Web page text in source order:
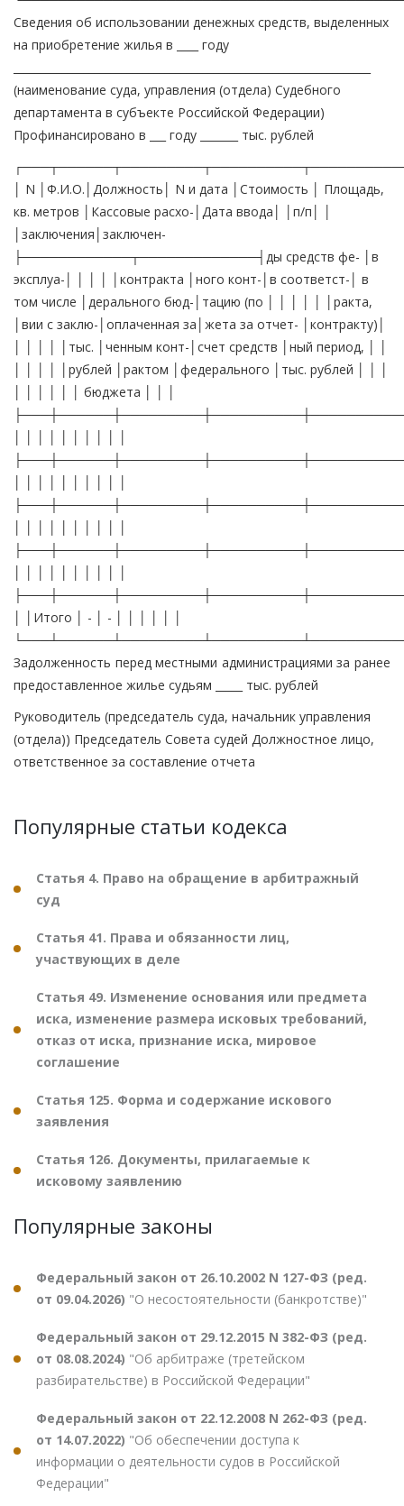
Сведения об использовании денежных средств, выделенных
на приобретение жилья в ____ году
(наименование суда, управления (отдела) Судебного
департамента в субъекте Российской Федерации)
Профинансировано в ___ году _______ тыс. рублей
│ N │Ф.И.О.│Должность│ N и дата │Стоимость │ Площадь,
кв. метров │Кассовые расхо-│Дата ввода│ │п/п│ │
│заключения│заключен-
├────────────┬─────────────┤ды средств фе- │в
эксплуа-│ │ │ │ │контракта │ного конт-│в соответст-│ в
том числе │дерального бюд-│тацию (по │ │ │ │ │ │ракта,
│вии с заклю-│оплаченная за│жета за отчет- │контракту)│
│ │ │ │ │тыс. │ченным конт-│счет средств │ный период, │ │
│ │ │ │ │рублей │рактом │федерального │тыс. рублей │ │ │
│ │ │ │ │ │ бюджета │ │ │
│ │Итого │ - │ - │ │ │ │ │ │
Задолженность перед местными администрациями за ранее
предоставленное жилье судьям _____ тыс. рублей
Руководитель (председатель суда, начальник управления
(отдела)) Председатель Совета судей Должностное лицо,
ответственное за составление отчета
Популярные статьи кодекса
Статья 4. Право на обращение в арбитражный
суд
Статья 41. Права и обязанности лиц,
участвующих в деле
Статья 49. Изменение основания или предмета
иска, изменение размера исковых требований,
отказ от иска, признание иска, мировое
соглашение
Статья 125. Форма и содержание искового
заявления
Статья 126. Документы, прилагаемые к
исковому заявлению
Популярные законы
Федеральный закон от 26.10.2002 N 127-ФЗ (ред.
от 09.04.2026) "О несостоятельности (банкротстве)"
Федеральный закон от 29.12.2015 N 382-ФЗ (ред.
от 08.08.2024) "Об арбитраже (третейском
разбирательстве) в Российской Федерации"
Федеральный закон от 22.12.2008 N 262-ФЗ (ред.
от 14.07.2022) "Об обеспечении доступа к
информации о деятельности судов в Российской
Федерации"